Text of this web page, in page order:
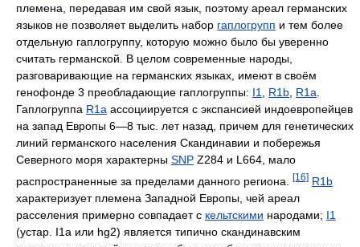
племена, передавая им свой язык, поэтому ареал германских
языков не позволяет выделить набор гаплогрупп и тем более
отдельную гаплогруппу, которую можно было бы уверенно
считать германской. В целом современные народы,
разговаривающие на германских языках, имеют в своём
генофонде 3 преобладающие гаплогруппы: I1 R1b R1a
Гаплогруппа R1a ассоциируется с экспансией индоевропейцев
на запад Европы 6—8 тыс. лет назад, причем для генетических
линий германского населения Скандинавии и побережья
Северного моря характерны SNP Z284 и L664, мало
распространенные за пределами данного региона.
[16] R1b
характеризует племена Западной Европы, чей ареал
расселения примерно совпадает с кельтскими народами; I1
(устар. I1a или hg2) является типично скандинавским